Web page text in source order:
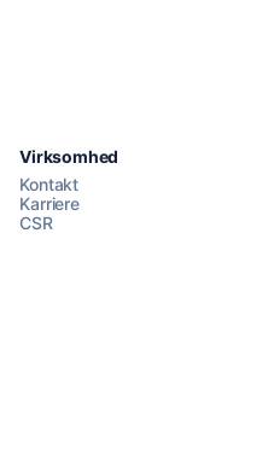
AI Campaign
Virksomhed
Kontakt
Karriere
CSR